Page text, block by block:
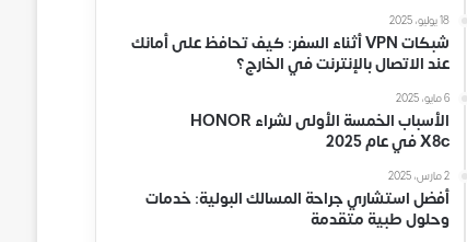
18 يوليو، 2025
شبكات VPN أثناء السفر: كيف تحافظ على أمانك
عند الاتصال بالإنترنت في الخارج؟
6 مايو، 2025
الأسباب الخمسة الأولى لشراء HONOR
X8c في عام 2025
2 مارس، 2025
أفضل استشاري جراحة المسالك البولية: خدمات
وحلول طبية متقدمة